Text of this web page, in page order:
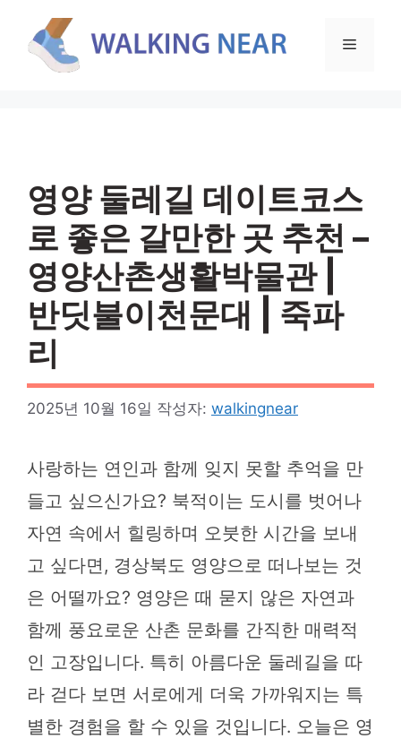
메
영양 둘레길 데이트코스
로 좋은 갈만한 곳 추천 –
영양산촌생활박물관 |
반딧불이천문대 | 죽파
리
2025년 10월 16일 작성자: walkingnear
사랑하는 연인과 함께 잊지 못할 추억을 만
들고 싶으신가요? 북적이는 도시를 벗어나
자연 속에서 힐링하며 오붓한 시간을 보내
고 싶다면, 경상북도 영양으로 떠나보는 것
은 어떨까요? 영양은 때 묻지 않은 자연과
함께 풍요로운 산촌 문화를 간직한 매력적
인 고장입니다. 특히 아름다운 둘레길을 따
라 걷다 보면 서로에게 더욱 가까워지는 특
별한 경험을 할 수 있을 것입니다. 오늘은 영